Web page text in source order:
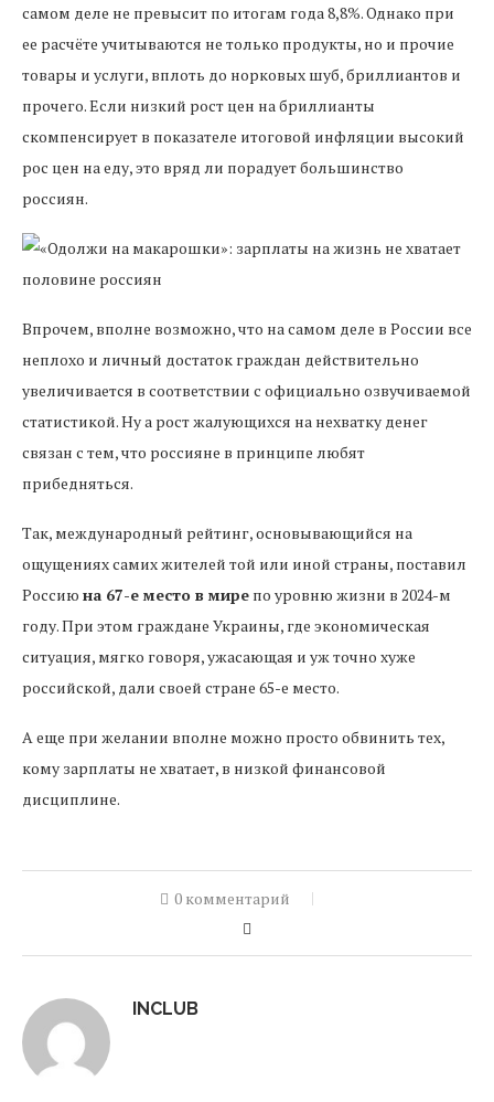
самом деле не превысит по итогам года 8,8%. Однако при
ее расчёте учитываются не только продукты, но и прочие
товары и услуги, вплоть до норковых шуб, бриллиантов и
прочего. Если низкий рост цен на бриллианты
скомпенсирует в показателе итоговой инфляции высокий
рос цен на еду, это вряд ли порадует большинство
россиян.
Впрочем, вполне возможно, что на самом деле в России все
неплохо и личный достаток граждан действительно
увеличивается в соответствии с официально озвучиваемой
статистикой. Ну а рост жалующихся на нехватку денег
связан с тем, что россияне в принципе любят
прибедняться.
Так, международный рейтинг, основывающийся на
ощущениях самих жителей той или иной страны, поставил
Россию на 67-е место в мире по уровню жизни в 2024-м
году. При этом граждане Украины, где экономическая
ситуация, мягко говоря, ужасающая и уж точно хуже
российской, дали своей стране 65-е место.
А еще при желании вполне можно просто обвинить тех,
кому зарплаты не хватает, в низкой финансовой
дисциплине.
0 комментарий
INCLUB